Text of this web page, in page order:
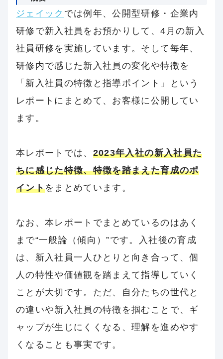
ジェイック では例年、公開型研修・企業内
研修で新入社員をお預かりして、4月の新入
社員研修を実施しています。そして毎年、
研修内で感じた新入社員の変化や特徴を
「新入社員の特徴と指導ポイント」という
レポートにまとめて、お客様に公開してい
ます。
本レポートでは、 2023年入社の新入社員た
ちに感じた特徴、特徴を踏まえた育成のポ
イントをまとめています。
なお、本レポートでまとめているのはあく
まで“一般論（傾向）”です。入社後の育成
は、新入社員一人ひとりと向き合って、個
人の特性や価値観を踏まえて指導していく
ことが大切です。ただ、自分たちの世代と
の違いや新入社員の特徴を掴むことで、ギ
ャップが生じにくくなる、理解を進めやす
くなることも事実です。